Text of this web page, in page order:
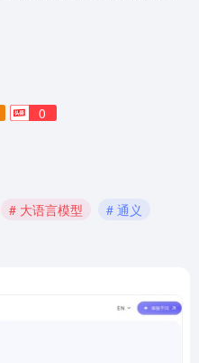
0
# 大语言模型
# 通义